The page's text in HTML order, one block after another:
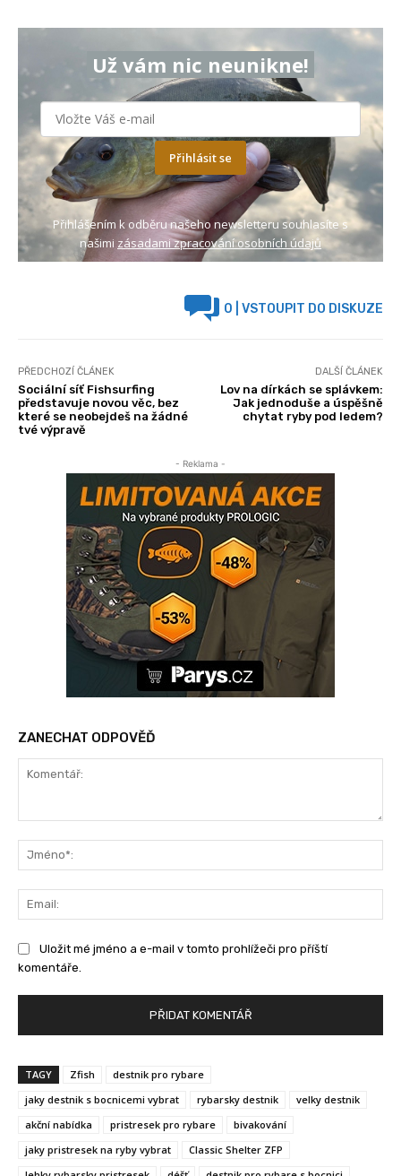
Už vám nic neunikne!
Přihlásit se
Přihlášením k odběru našeho newsletteru souhlasíte s
našimi zásadami zpracování osobních údajů
0 | VSTOUPIT DO DISKUZE
PŘEDCHOZÍ ČLÁNEK
Sociální síť Fishsurfing
představuje novou věc, bez
které se neobejdeš na žádné
tvé výpravě
DALŠÍ ČLÁNEK
Lov na dírkách se splávkem:
Jak jednoduše a úspěšně
chytat ryby pod ledem?
- Reklama -
ZANECHAT ODPOVĚĎ
Uložit mé jméno a e-mail v tomto prohlížeči pro příští
komentáře.
TAGY Zfish
destnik pro rybare
jaky destnik s bocnicemi vybrat
rybarsky destnik
velky destnik
akční nabídka
pristresek pro rybare
bivakování
jaky pristresek na ryby vybrat
Classic Shelter ZFP